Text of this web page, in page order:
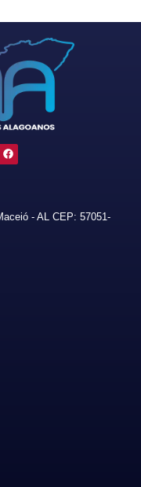
- AL CEP: 57051-